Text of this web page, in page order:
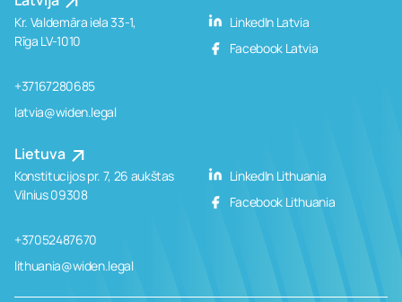
Kr. Valdemāra iela 33-1,
Rīga LV-1010
+37167280685
latvia@widen.legal
LinkedIn Latvia
Facebook Latvia
Lietuva
Konstitucijos pr. 7, 26 aukštas
Vilnius 09308
+37052487670
lithuania@widen.legal
LinkedIn Lithuania
Facebook Lithuania